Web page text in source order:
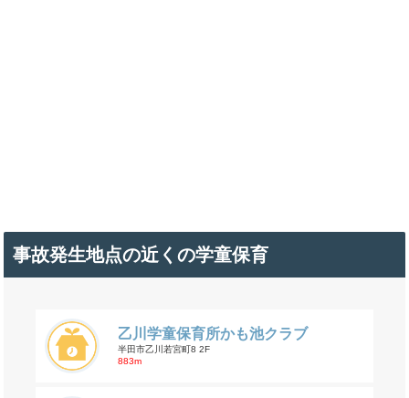
事故発生地点の近くの学童保育
乙川学童保育所かも池クラブ
半田市乙川若宮町8 2F
883m